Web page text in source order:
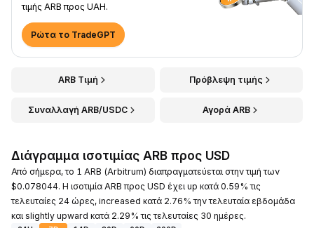
τιμής ARB προς UAH.
Ρώτα το TradeGPT
ARB Τιμή Πρόβλεψη τιμής
Συναλλαγή ARB/USDC Αγορά ARB
Διάγραμμα ισοτιμίας ARB προς USD
Από σήμερα, το 1 ARB (Arbitrum) διαπραγματεύεται στην τιμή των
$0.078044. Η ισοτιμία ARB προς USD έχει up κατά 0.59% τις
τελευταίες 24 ώρες, increased κατά 2.76% την τελευταία εβδομάδα
και slightly upward κατά 2.29% τις τελευταίες 30 ημέρες.